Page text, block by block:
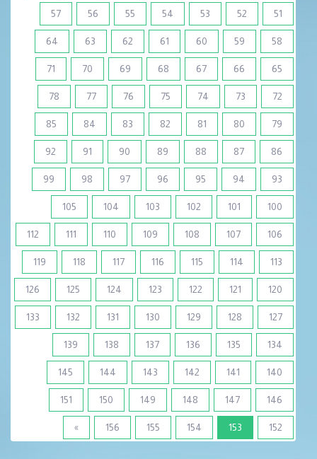
51
52
53
54
55
56
57
58
59
60
61
62
63
64
65
66
67
68
69
70
71
72
73
74
75
76
77
78
79
80
81
82
83
84
85
86
87
88
89
90
91
92
93
94
95
96
97
98
99
100
101
102
103
104
105
106
107
108
109
110
111
112
113
114
115
116
117
118
119
120
121
122
123
124
125
126
127
128
129
130
131
132
133
134
135
136
137
138
139
140
141
142
143
144
145
146
147
148
149
150
151
152
153
(current)
154
155
156
»